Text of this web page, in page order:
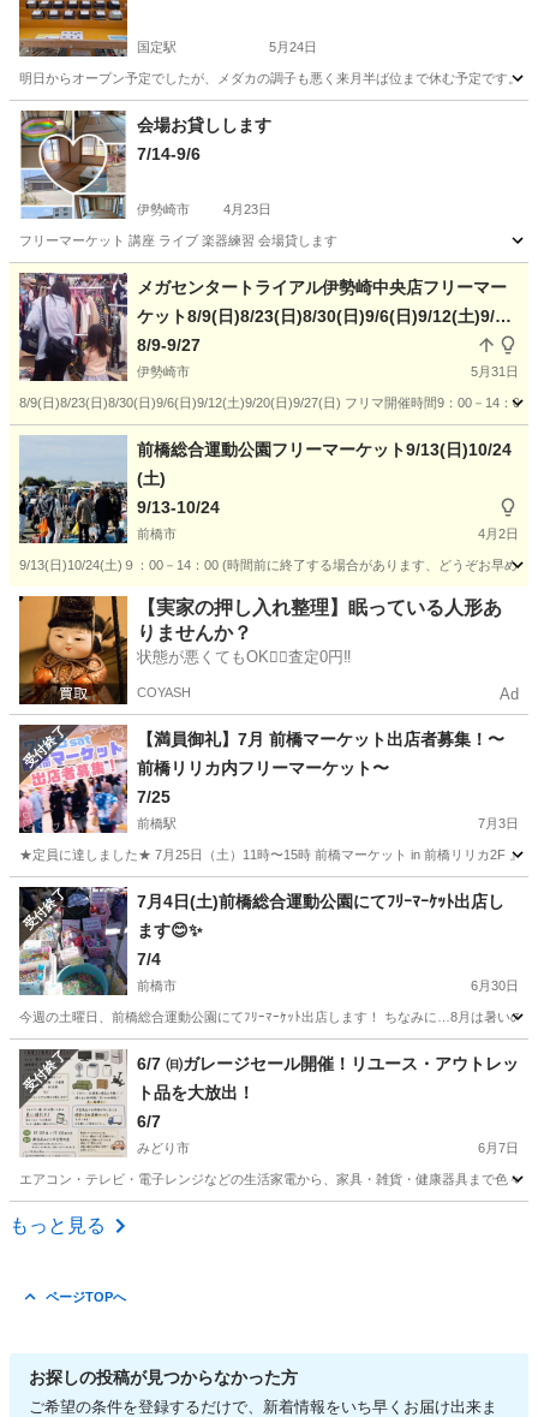
国定駅 5月24日
明日からオープン予定でしたが、メダカの調子も悪く来月半ば位まで休む予定です。
群馬 伊勢崎市 国定駅 フリーマーケット
会場お貸しします
7/14-9/6
伊勢崎市 4月23日
フリーマーケット 講座 ライブ 楽器練習 会場貸します
群馬 伊勢崎市 フリーマーケット 会場
メガセンタートライアル伊勢崎中央店フリーマー
ケット8/9(日)8/23(日)8/30(日)9/6(日)9/12(土)9/20
(日)9/27(日)
8/9-9/27
伊勢崎市 5月31日
8/9(日)8/23(日)8/30(日)9/6(日)9/12(土)9/20(日)9/27(日) フリマ開催時間9：00－14：
群馬 伊勢崎市 フリーマーケット 入場無料
前橋総合運動公園フリーマーケット9/13(日)10/24
(土)
9/13-10/24
前橋市 4月2日
9/13(日)10/24(土)９：00－14：00 (時間前に終了する場合があります、どうぞお早め
群馬 前橋市 フリーマーケット 入場無料
【実家の押し入れ整理】眠っている人形あ
りませんか？
状態が悪くてもOK🙆‍♀️査定0円‼️
COYASH Ad
受付終了
【満員御礼】7月 前橋マーケット出店者募集！〜
前橋リリカ内フリーマーケット〜
7/25
前橋駅 7月3日
★定員に達しました★ 7月25日（土）11時〜15時 前橋マーケット in 前橋リリカ2F 』
群馬 前橋市 前橋駅 フリーマーケット
受付終了
7月4日(土)前橋総合運動公園にてﾌﾘｰﾏｰｹｯﾄ出店し
ます😊✨
7/4
前橋市 6月30日
群馬 前橋市 フリーマーケット とうもろこし
受付終了
6/7 ㈰ガレージセール開催！リユース・アウトレッ
ト品を大放出！
6/7
みどり市 6月7日
エアコン・テレビ・電子レンジなどの生活家電から、家具・雑貨・健康器具まで色々
群馬 みどり市
もっと見る
ページTOPへ
お探しの投稿が見つからなかった方
ご希望の条件を登録するだけで、新着情報をいち早くお届け出来ま